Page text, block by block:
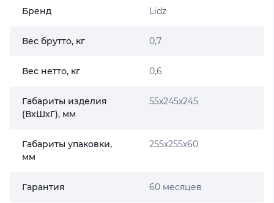
Бренд Lidz
Вес брутто, кг 0,7
Вес нетто, кг 0,6
Габариты изделия
(ВхШхГ), мм
55х245х245
Габариты упаковки,
мм
255х255х60
Гарантия 60 месяцев